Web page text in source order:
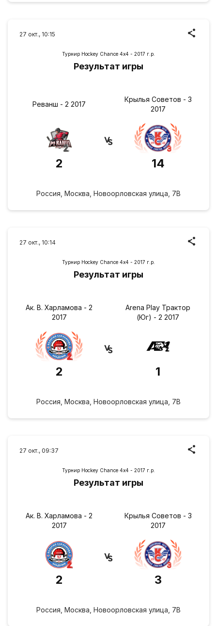
27 окт., 10:15
Турнир Hockey Chance 4х4 - 2017 г.р.
Результат игры
Реванш - 2 2017
2
Крылья Советов - 3
2017
14
Россия, Москва, Новоорловская улица, 7В
27 окт., 10:14
Турнир Hockey Chance 4х4 - 2017 г.р.
Результат игры
Ак. В. Харламова - 2
2017
2
Arena Play Трактор
(Юг) - 2 2017
1
Россия, Москва, Новоорловская улица, 7В
27 окт., 09:37
Турнир Hockey Chance 4х4 - 2017 г.р.
Результат игры
Ак. В. Харламова - 2
2017
2
Крылья Советов - 3
2017
3
Россия, Москва, Новоорловская улица, 7В